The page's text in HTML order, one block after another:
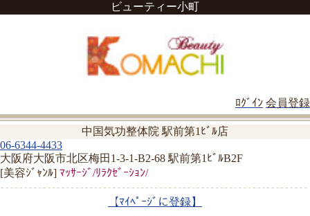
ビューティー小町
ﾛｸﾞｲﾝ 会員登録
中国気功整体院 駅前第1ﾋﾞﾙ店
06-6344-4433
大阪府大阪市北区梅田1-3-1-B2-68 駅前第1ﾋﾞﾙB2F
[美容ｼﾞｬﾝﾙ] ﾏｯｻｰｼﾞ/ﾘﾗｸｾﾞｰｼｮﾝ/
【ﾏｲﾍﾟｰｼﾞに登録】